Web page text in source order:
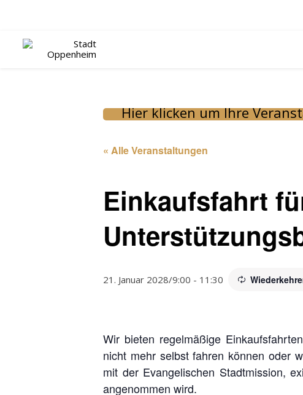
Hier klicken um Ihre
« Alle Veranstaltungen
Einkaufsfahrt
21. Januar 2028/9:00 - 11:30
Wir bieten regelmäßige
nicht mehr selbst fahren können oder
mit der Evangelischen Stadtmission,
angenommen wird.